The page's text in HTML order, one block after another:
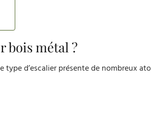
bois métal ?
type d’escalier présente de nombreux